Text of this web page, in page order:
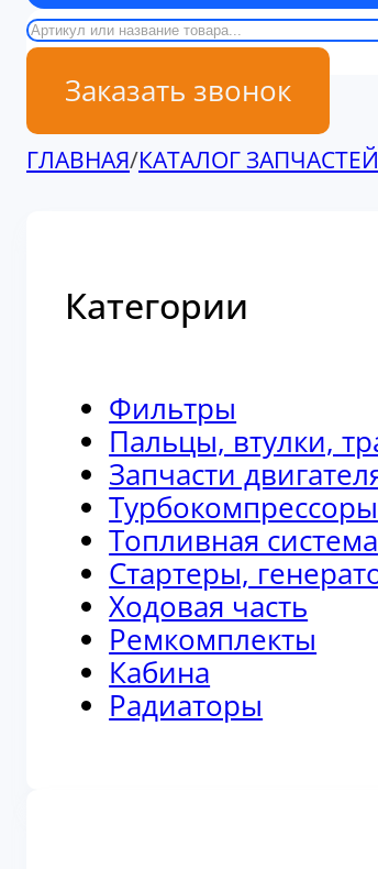
Поиск
Заказать звонок
ГЛАВНАЯ/КАТАЛОГ ЗАПЧАСТЕЙ
Категории
Фильтры
Пальцы, втулки,
Запчасти
Турбокомпрессоры
Топливная система
Стартеры,
Ходовая часть
Ремкомплекты
Кабина
Радиаторы